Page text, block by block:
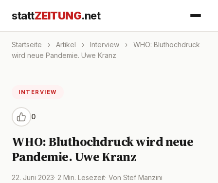
stattZEITUNG.net
Startseite › Artikel › Interview ›
WHO: Bluthochdruck
wird neue Pandemie. Uwe Kranz
INTERVIEW
0
WHO: Bluthochdruck wird neue
Pandemie. Uwe Kranz
22. Juni 2023· 2 Min. Lesezeit· Von Stef Manzini